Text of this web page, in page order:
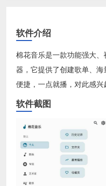
软件介绍
棉花音乐是一款功能强大
器，它提供了创建歌单、
便捷，一点就播，对此感兴
软件截图